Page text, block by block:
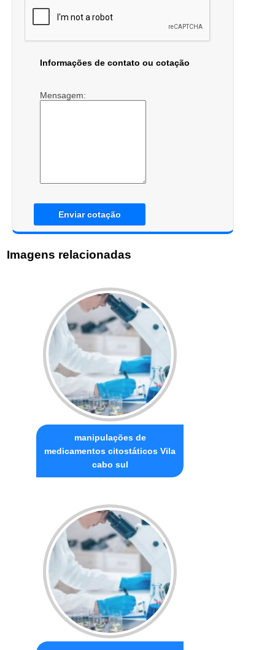
Informações de contato ou cotação
Mensagem:
Enviar cotação
Imagens relacionadas
manipulações de
medicamentos citostáticos Vila
cabo sul